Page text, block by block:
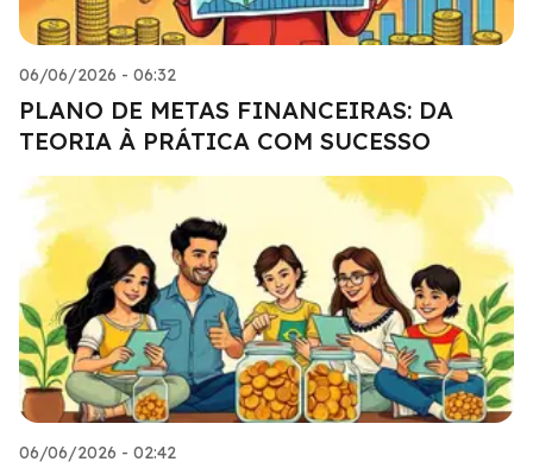
06/06/2026 - 06:32
PLANO DE METAS FINANCEIRAS: DA
TEORIA À PRÁTICA COM SUCESSO
06/06/2026 - 02:42